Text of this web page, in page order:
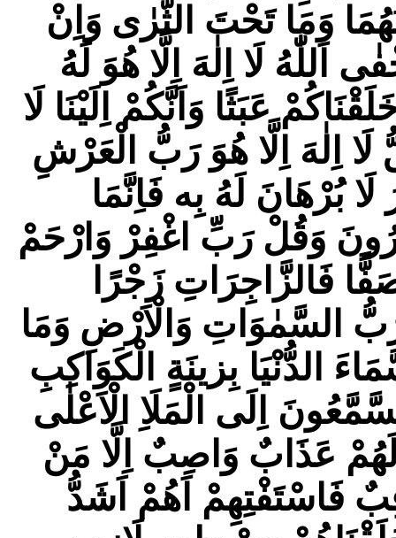
وَمَا تَحْتَ الثَّرٰى وَاِنْ
اَللّٰهُ لَا اِلٰهَ اِلَّا هُوَ لَهُ
عَبَثًا وَاَنَّكُمْ اِلَيْنَا لَا
لَا اِلٰهَ اِلَّا هُوَ رَبُّ الْعَرْشِ
بُرْهَانَ لَهُ بِه فَاِنَّمَا
وَقُلْ رَبِّ اغْفِرْ وَارْحَمْ
فَالزَّاجِرَاتِ زَجْرًا
رَبُّ السَّمٰوَاتِ وَالْاَرْضِ وَمَا
الدُّنْيَا بِزينَةٍ الْكَوَاكِبِ
اِلَى الْمَلَاِ الْاَعْلٰى
عَذَابٌ وَاصِبٌ اِلَّا مَنْ
فَاسْتَفْتِهِمْ اَهُمْ اَشَدُّ